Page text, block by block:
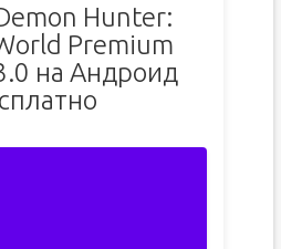
Hunter:
Premium
на Андроид